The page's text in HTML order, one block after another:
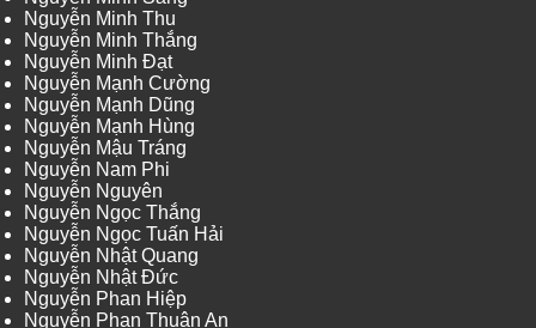
Nguyễn Minh Thu
Nguyễn Minh Thắng
Nguyễn Minh Đạt
Nguyễn Mạnh Cường
Nguyễn Mạnh Dũng
Nguyễn Mạnh Hùng
Nguyễn Mậu Tráng
Nguyễn Nam Phi
Nguyễn Nguyên
Nguyễn Ngọc Thắng
Nguyễn Ngọc Tuấn Hải
Nguyễn Nhật Quang
Nguyễn Nhật Đức
Nguyễn Phan Hiệp
Nguyễn Phan Thuận An